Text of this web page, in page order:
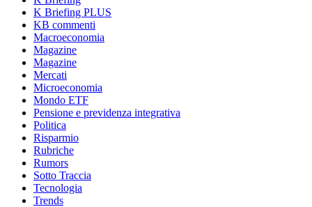
K Briefing PLUS
KB commenti
Macroeconomia
Magazine
Magazine
Mercati
Microeconomia
Mondo ETF
Pensione e previdenza integrativa
Politica
Risparmio
Rubriche
Rumors
Sotto Traccia
Tecnologia
Trends